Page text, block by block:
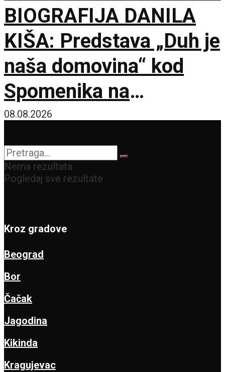
BIOGRAFIJA DANILA
KIŠA: Predstava „Duh je
naša domovina“ kod
Spomenika na
Šumatnom brdu
08.08.2026
Nema rezultata
Pogledaj sve rezultate
Kroz gradove
Beograd
Bor
Čačak
Jagodina
Kikinda
Kragujevac